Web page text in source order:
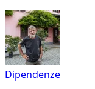
Dipendenze